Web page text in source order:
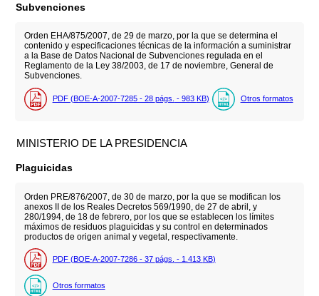
Subvenciones
Orden EHA/875/2007, de 29 de marzo, por la que se determina el
contenido y especificaciones técnicas de la información a suministrar
a la Base de Datos Nacional de Subvenciones regulada en el
Reglamento de la Ley 38/2003, de 17 de noviembre, General de
Subvenciones.
PDF (BOE-A-2007-7285 - 28 págs. - 983 KB) Otros formatos
MINISTERIO DE LA PRESIDENCIA
Plaguicidas
Orden PRE/876/2007, de 30 de marzo, por la que se modifican los
anexos II de los Reales Decretos 569/1990, de 27 de abril, y
280/1994, de 18 de febrero, por los que se establecen los límites
máximos de residuos plaguicidas y su control en determinados
productos de origen animal y vegetal, respectivamente.
PDF (BOE-A-2007-7286 - 37 págs. - 1.413 KB)
Otros formatos